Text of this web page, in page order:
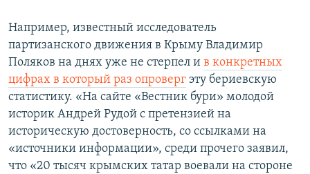
Например, известный исследователь
партизанского движения в Крыму Владимир
Поляков на днях уже не стерпел и в конкретных
цифрах в который раз опроверг эту бериевскую
статистику. «На сайте «Вестник бури» молодой
историк Андрей Рудой с претензией на
историческую достоверность, со ссылками на
«источники информации», среди прочего заявил,
что «20 тысяч крымских татар воевали на стороне